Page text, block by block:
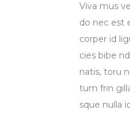
Viva mus
do nec est
corper id
cies bibe
natis, toru
tum frin
sque nulla